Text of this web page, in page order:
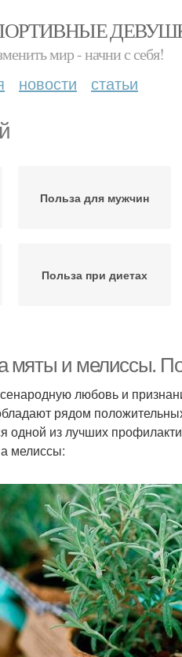
мир - начни с себя!
новости статьи
Польза для мужчин
Польза при диетах
мяты и мелиссы.
любовь и
рядом
одной из лучших
мелиссы: